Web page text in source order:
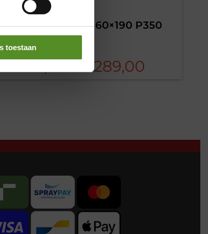
toestaan
Matras 160×190 P350
€289,00
€289,00